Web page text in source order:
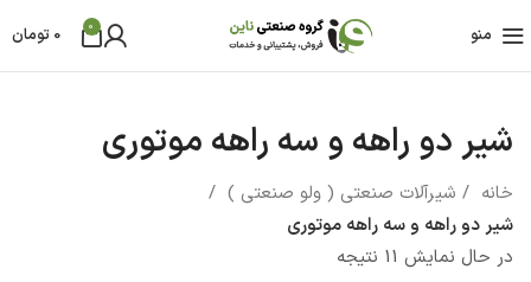
منو 0
0 تومان
شیر دو راهه و سه راهه موتوری
خانه
شیرآلات صنعتی ( ولو صنعتی )
شیر دو راهه و سه راهه موتوری
در حال نمایش 11 نتیجه